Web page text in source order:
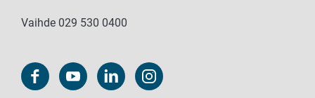
Vaihde 029 530 0400